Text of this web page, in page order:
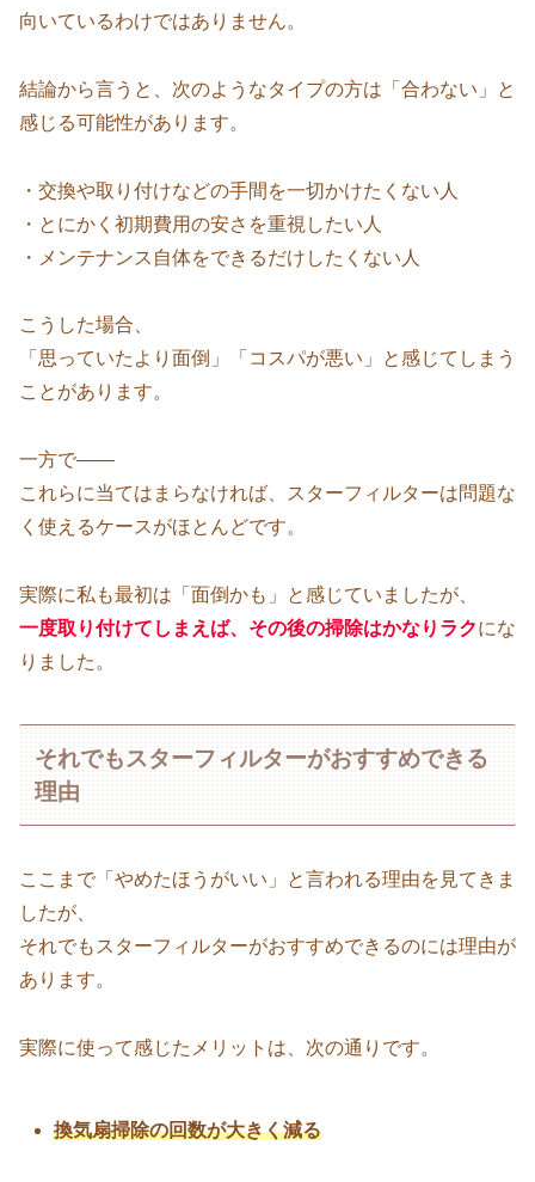
向いているわけではありません。
結論から言うと、次のようなタイプの方は「合わない」と
感じる可能性があります。
・交換や取り付けなどの手間を一切かけたくない人
・とにかく初期費用の安さを重視したい人
・メンテナンス自体をできるだけしたくない人
こうした場合、
「思っていたより面倒」「コスパが悪い」と感じてしまう
ことがあります。
一方で——
これらに当てはまらなければ、スターフィルターは問題な
く使えるケースがほとんどです。
実際に私も最初は「面倒かも」と感じていましたが、
一度取り付けてしまえば、その後の掃除はかなりラクにな
りました。
それでもスターフィルターがおすすめできる
理由
ここまで「やめたほうがいい」と言われる理由を見てきま
したが、
それでもスターフィルターがおすすめできるのには理由が
あります。
実際に使って感じたメリットは、次の通りです。
換気扇掃除の回数が大きく減る